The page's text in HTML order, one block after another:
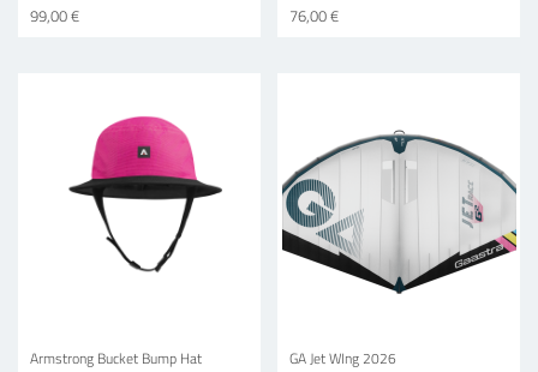
99,00 € 76,00 €
Armstrong Bucket Bump Hat GA Jet WIng 2026